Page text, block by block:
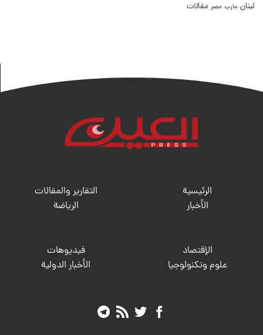
لبنان مارب مصر مقالات
الرئيسية
الأخبار
التقارير والمقالات
الریاضة
الإقتصاد
علوم وتكنولوجيا
فيديوهات
الأخبار الدولية